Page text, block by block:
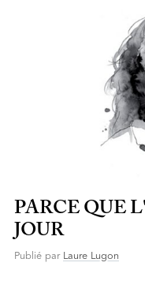
PARCE QUE
JOUR
Publié par Laure Lugon